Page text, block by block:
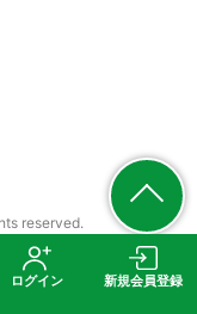
ログイン 新規会員登録
reserved.